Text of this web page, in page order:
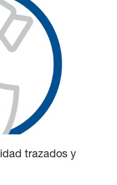
trazados y